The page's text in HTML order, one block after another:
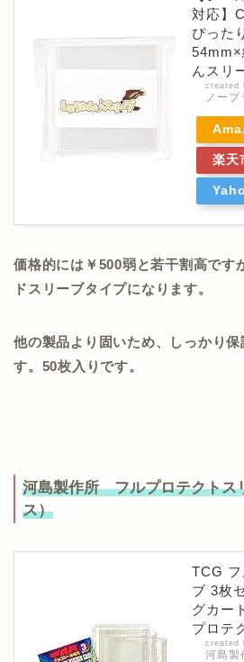
対応】
ぴった
54mm×
んスリ
created
ノーブ
楽天
価格的には￥500弱と若干割高です
ドスリーブタイプになります。
他の製品より固いため、しっかり
す。50枚入りです。
河島製作所 フルプロテクトス
ス）
TCG フ
ブ 3枚
グカー
プロテ
created
河島製